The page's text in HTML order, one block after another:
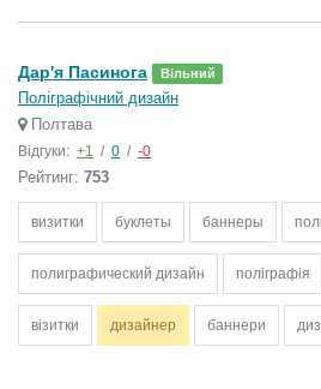
Дар'я Пасинога Вільний
Поліграфічний дизайн
Полтава
Відгуки: +1 / 0 / -0
Рейтинг: 753
визитки буклеты баннеры
полиграфический дизайн поліграфія
візитки дизайнер баннери